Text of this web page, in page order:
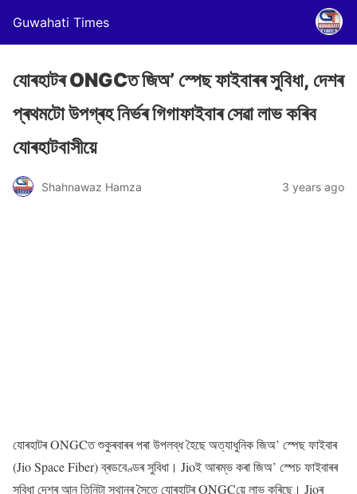
Guwahati Times
যোৰহাটৰ ONGCত জিঅ’ স্পেছ ফাইবাৰৰ সুবিধা, দেশৰ
প্ৰথমটো উপগ্ৰহ নিৰ্ভৰ গিগাফাইবাৰ সেৱা লাভ কৰিব
যোৰহাটবাসীয়ে
Shahnawaz Hamza 3 years ago
যোৰহাটৰ ONGCত শুকুৰবাৰৰ পৰা উপলব্ধ হৈছে অত্যাধুনিক জিঅ’ স্পেছ ফাইবাৰ
(Jio Space Fiber) ব্ৰডবেণ্ডৰ সুবিধা। Jioই আৰম্ভ কৰা জিঅ’ স্পেচ ফাইবাৰৰ
সুবিধা দেশৰ আন তিনিটা স্থানৰ সৈতে যোৰহাটৰ ONGCয়ে লাভ কৰিছে। Jioৰ